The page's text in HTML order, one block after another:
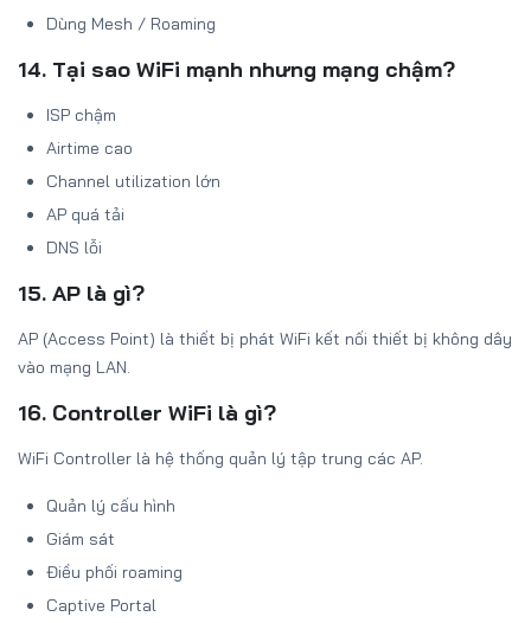
Dùng Mesh / Roaming
14. Tại sao WiFi mạnh nhưng mạng chậm?
ISP chậm
Airtime cao
Channel utilization lớn
AP quá tải
DNS lỗi
15. AP là gì?
AP (Access Point) là thiết bị phát WiFi kết nối thiết bị không dây
vào mạng LAN.
16. Controller WiFi là gì?
WiFi Controller là hệ thống quản lý tập trung các AP.
Quản lý cấu hình
Giám sát
Điều phối roaming
Captive Portal